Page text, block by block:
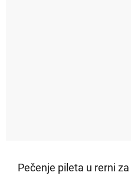
Pečenje pileta u rerni